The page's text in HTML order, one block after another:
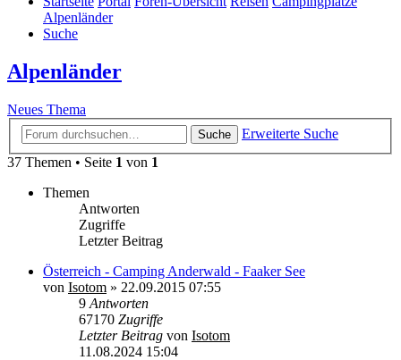
Alpenländer
Suche
Alpenländer
Neues Thema
Suche
Erweiterte Suche
37 Themen • Seite 1 von 1
Themen
Antworten
Zugriffe
Letzter Beitrag
Österreich - Camping Anderwald - Faaker See
von Isotom » 22.09.2015 07:55
9 Antworten
67170 Zugriffe
Letzter Beitrag von Isotom
11.08.2024 15:04